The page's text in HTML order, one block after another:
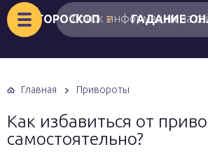
ГОРОСКОП ГАДАНИЕ
Главная Привороты
Как избавиться от
самостоятельно?